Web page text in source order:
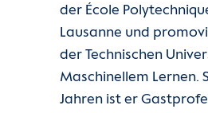
der École
Lausanne und
der Technischen
Maschinellem Lernen.
Jahren ist er